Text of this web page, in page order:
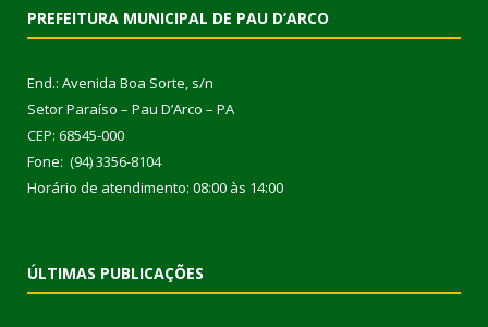
PREFEITURA MUNICIPAL DE PAU D’ARCO
End.: Avenida Boa Sorte, s/n
Setor Paraíso – Pau D’Arco – PA
CEP: 68545-000
Fone: (94) 3356-8104
Horário de atendimento: 08:00 às 14:00
ÚLTIMAS PUBLICAÇÕES